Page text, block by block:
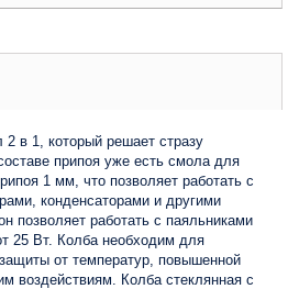
в 1, который решает стразу
припоя уже есть смола для
1 мм, что позволяет работать с
конденсаторами и другими
позволяет работать с паяльниками
25 Вт. Колба необходим для
от температур, повышенной
воздействиям. Колба стеклянная с